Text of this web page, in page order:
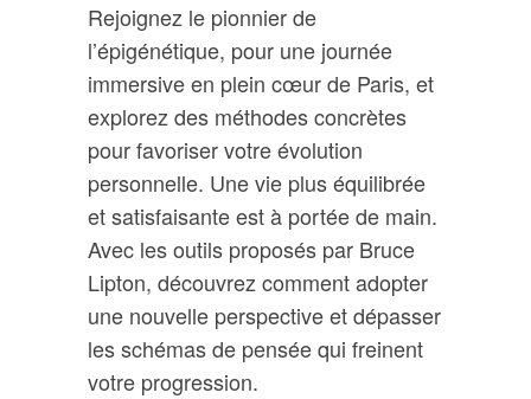
Rejoignez le pionnier de
l’épigénétique, pour une journée
immersive en plein cœur de Paris, et
explorez des méthodes concrètes
pour favoriser votre évolution
personnelle. Une vie plus équilibrée
et satisfaisante est à portée de main.
Avec les outils proposés par Bruce
Lipton, découvrez comment adopter
une nouvelle perspective et dépasser
les schémas de pensée qui freinent
votre progression.